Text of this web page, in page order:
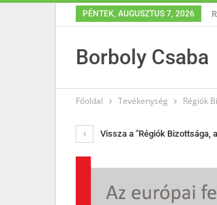
PÉNTEK, AUGUSZTUS 7, 2026
Borboly Csaba
Főoldal Tevékenység Régiók
Vissza a "Régiók Bizottsága,